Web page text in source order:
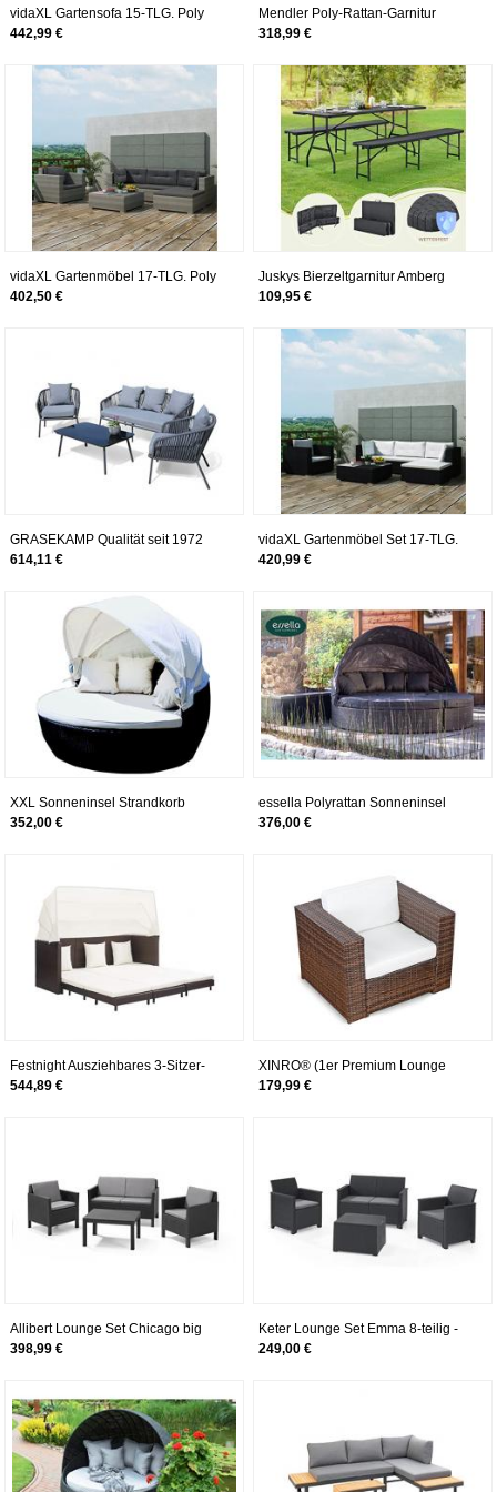
vidaXL Gartensofa 15-TLG. Poly
Rattan Grau Sitzgruppe Lounge
442,99 €
Mendler Poly-Rattan-Garnitur
HWC-D28, Gartengarnitur ~ braun,
Kissen/Abdeckung
318,99 €
vidaXL Gartenmöbel 17-TLG. Poly
Rattan Lounge Sofa Sitzgruppe
402,50 €
Juskys Bierzeltgarnitur Amberg
Rattan-Optik klappbar 3-teilig -
Bierbank – schwarz –
Festzeltgarnitur Gartenmöbel-Set
109,95 €
GRASEKAMP Qualität seit 1972
Lounge Sitzgruppe 4 teilig mit
Garten Sitzgruppe Loungemöbel
614,11 €
vidaXL Gartenmöbel Set 17-TLG.
Poly Rattan Sofa Gartengarnitur
420,99 €
XXL Sonneninsel Strandkorb
Sonnenliege Lounge Rattan
352,00 €
essella Polyrattan Sonneninsel
Honolulu in Grau Flachgeflecht
376,00 €
Festnight Ausziehbares 3-Sitzer-
Schlafsofa mit Dach Gartenliege
544,89 €
XINRO® (1er Premium Lounge
Sessel - Lounge Sofa Gartenmöbel
179,99 €
Allibert Lounge Set Chicago big
table, Grau, 4-teilig
398,99 €
Keter Lounge Set Emma 8-teilig -
Graphit, 2 Sessel + 2er Sofa + 1
249,00 €